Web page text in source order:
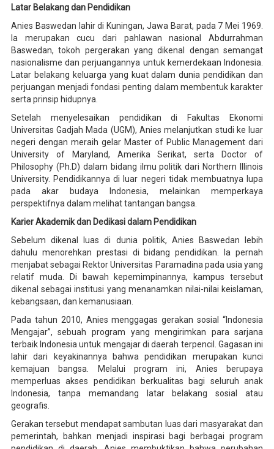
Latar Belakang dan Pendidikan
Anies Baswedan lahir di Kuningan, Jawa Barat, pada 7 Mei 1969.
Ia merupakan cucu dari pahlawan nasional Abdurrahman
Baswedan, tokoh pergerakan yang dikenal dengan semangat
nasionalisme dan perjuangannya untuk kemerdekaan Indonesia.
Latar belakang keluarga yang kuat dalam dunia pendidikan dan
perjuangan menjadi fondasi penting dalam membentuk karakter
serta prinsip hidupnya.
Setelah menyelesaikan pendidikan di Fakultas Ekonomi
Universitas Gadjah Mada (UGM), Anies melanjutkan studi ke luar
negeri dengan meraih gelar Master of Public Management dari
University of Maryland, Amerika Serikat, serta Doctor of
Philosophy (Ph.D) dalam bidang ilmu politik dari Northern Illinois
University. Pendidikannya di luar negeri tidak membuatnya lupa
pada akar budaya Indonesia, melainkan memperkaya
perspektifnya dalam melihat tantangan bangsa.
Karier Akademik dan Dedikasi dalam Pendidikan
Sebelum dikenal luas di dunia politik, Anies Baswedan lebih
dahulu menorehkan prestasi di bidang pendidikan. Ia pernah
menjabat sebagai Rektor Universitas Paramadina pada usia yang
relatif muda. Di bawah kepemimpinannya, kampus tersebut
dikenal sebagai institusi yang menanamkan nilai-nilai keislaman,
kebangsaan, dan kemanusiaan.
Pada tahun 2010, Anies menggagas gerakan sosial “Indonesia
Mengajar”, sebuah program yang mengirimkan para sarjana
terbaik Indonesia untuk mengajar di daerah terpencil. Gagasan ini
lahir dari keyakinannya bahwa pendidikan merupakan kunci
kemajuan bangsa. Melalui program ini, Anies berupaya
memperluas akses pendidikan berkualitas bagi seluruh anak
Indonesia, tanpa memandang latar belakang sosial atau
geografis.
Gerakan tersebut mendapat sambutan luas dari masyarakat dan
pemerintah, bahkan menjadi inspirasi bagi berbagai program